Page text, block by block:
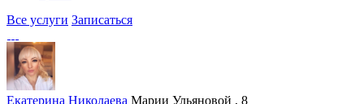
Все услуги Записаться
Екатерина Николаева Марии Ульяновой , 8